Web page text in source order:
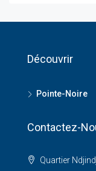
Découvrir
Pointe-Noire
Contactez-
Quartier